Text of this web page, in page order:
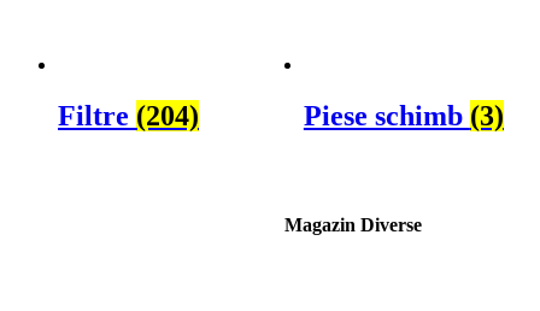
Filtre (204) Piese schimb (3)
Magazin Diverse